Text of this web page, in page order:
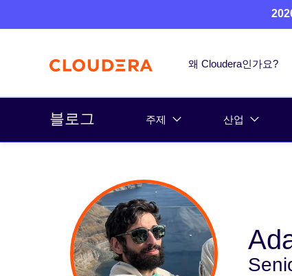
왜 Cloudera인가요?
블로그 주제 산업